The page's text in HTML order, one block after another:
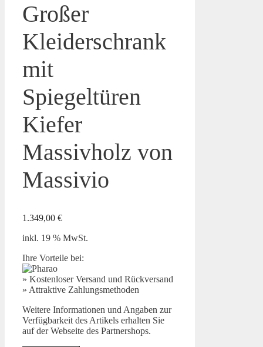
Großer
Kleiderschrank
mit
Spiegeltüren
Kiefer
Massivholz von
Massivio
1.349,00 €
inkl. 19 % MwSt.
Ihre Vorteile bei:
» Kostenloser Versand und Rückversand
» Attraktive Zahlungsmethoden
Weitere Informationen und Angaben zur
Verfügbarkeit des Artikels erhalten Sie
auf der Webseite des Partnershops.